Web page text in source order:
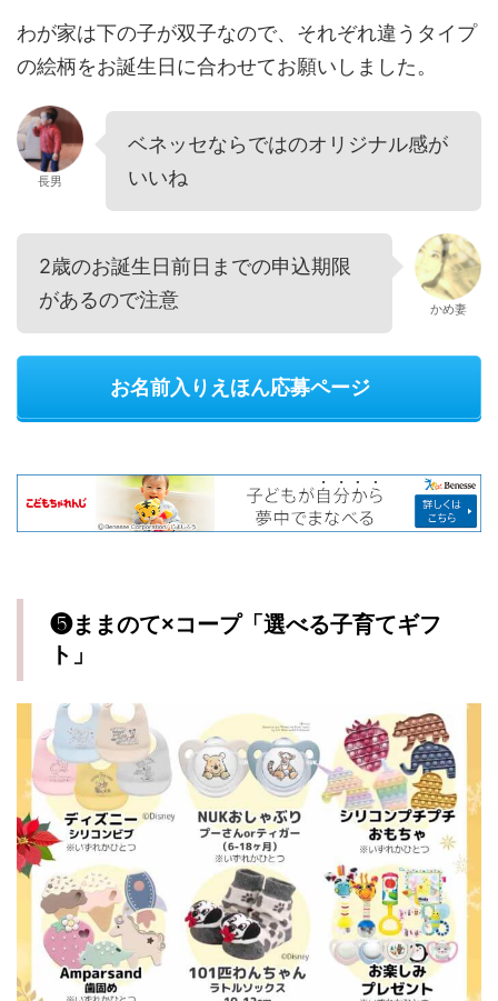
わが家は下の子が双子なので、それぞれ違うタイプ
の絵柄をお誕生日に合わせてお願いしました。
長男
ベネッセならではのオリジナル感が
いいね
2歳のお誕生日前日までの申込期限
があるので注意
かめ妻
お名前入りえほん応募ページ
❺ままのて×コープ「選べる子育てギフ
ト」